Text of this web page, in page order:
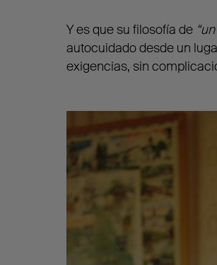
Y es que su filosofía de
autocuidado desde un
exigencias, sin